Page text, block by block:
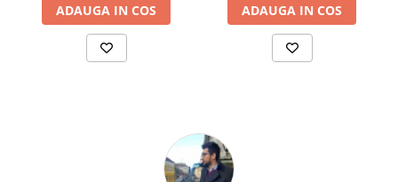
ADAUGA IN COS ADAUGA IN COS